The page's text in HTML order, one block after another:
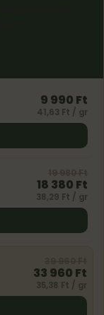
9 990 Ft
41,63 Ft / gr
18 380 Ft
38,29 Ft / gr
33 960 Ft
35,38 Ft / gr